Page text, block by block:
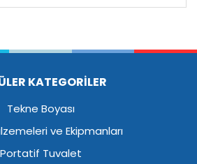
KATEGORİLER
Tekne Boyası
ve Ekipmanları
Portatif Tuvalet